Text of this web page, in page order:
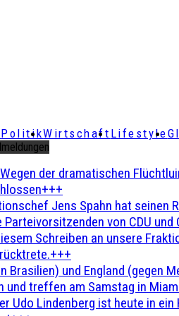
PolitikWirtschaft Lifestyle
der dramatischen
Jens Spahn hat seinen
von CDU und
Schreiben an unsere
Brasilien) und England (gegen
und treffen am Samstag in
Udo Lindenberg ist heute in